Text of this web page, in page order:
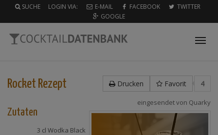
SUCHE LOGIN VIA: E-MAIL FACEBOOK
TWITTER
GOOGLE
Drucken Favorit 4
Rocket Rezept
eingesendet von Quarky
Zutaten
3 cl Wodka Black